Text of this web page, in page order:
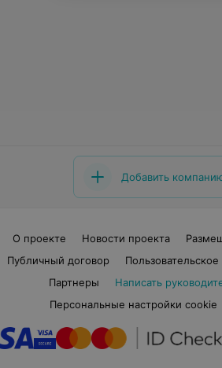
Добавить
О проекте Новости проекта
Публичный договор
Партнеры
Написать
Персональные настройки cookie